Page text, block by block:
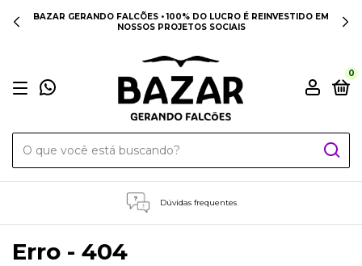
BAZAR GERANDO FALCÕES • 100% DO LUCRO É REINVESTIDO EM
NOSSOS PROJETOS SOCIAIS
0
Dúvidas frequentes
Erro - 404